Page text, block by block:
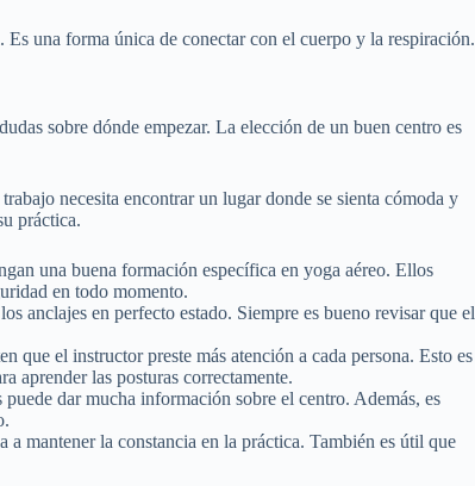
Es una forma única de conectar con el cuerpo y la respiración.
sobre dónde empezar. La elección de un buen centro es
necesita encontrar un lugar donde se sienta cómoda y
práctica.
una buena formación específica en yoga aéreo. Ellos
en todo momento.
anclajes en perfecto estado. Siempre es bueno revisar que el
que el instructor preste más atención a cada persona. Esto es
aprender las posturas correctamente.
dar mucha información sobre el centro. Además, es
mantener la constancia en la práctica. También es útil que